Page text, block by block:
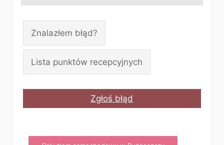
Znalazłem błąd?
Lista punktów recepcyjnych
Zgłoś błąd